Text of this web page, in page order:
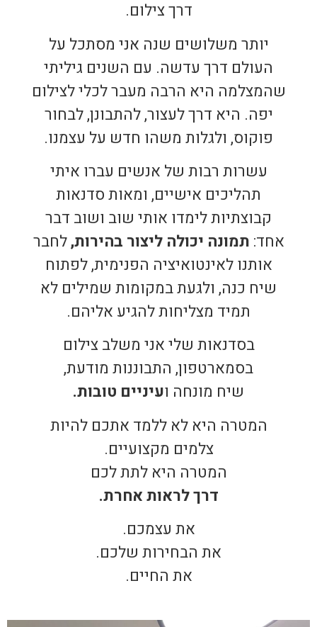
דרך צילום.
יותר משלושים שנה אני מסתכל על
העולם דרך עדשה. עם השנים גיליתי
שהמצלמה היא הרבה מעבר לכלי לצילום
יפה. היא דרך לעצור, להתבונן, לבחור
פוקוס, ולגלות משהו חדש על עצמנו.
עשרות רבות של אנשים עברו איתי
תהליכים אישיים, ומאות סדנאות
קבוצתיות לימדו אותי שוב ושוב דבר
אחד: תמונה יכולה ליצור בהירות,לחבר
אותנו לאינטואיציה הפנימית, לפתוח
שיח כנה, ולגעת במקומות שמילים לא
תמיד מצליחות להגיע אליהם.
בסדנאות שלי אני משלב צילום
בסמארטפון, התבוננות מודעת,
שיח מונחה ועיניים טובות.
המטרה היא לא ללמד אתכם להיות
צלמים מקצועיים.
המטרה היא לתת לכם
דרך לראות אחרת.
את עצמכם.
את הבחירות שלכם.
את החיים.